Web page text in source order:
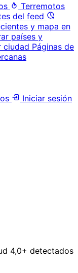
Terremotos
del feed
y mapa en
países y
ciudad Páginas de
Iniciar sesión
4,0+ detectados